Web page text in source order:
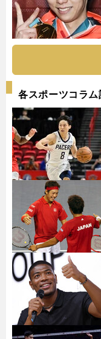
各スポーツコラム